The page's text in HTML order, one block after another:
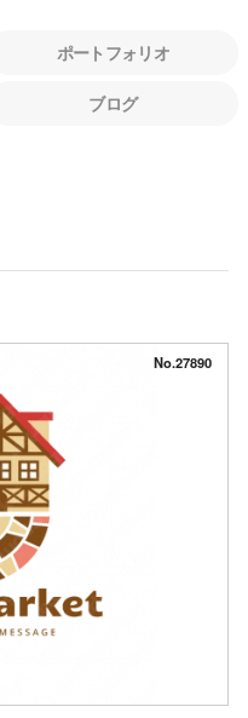
ポートフォリオ
ブログ
No.27890